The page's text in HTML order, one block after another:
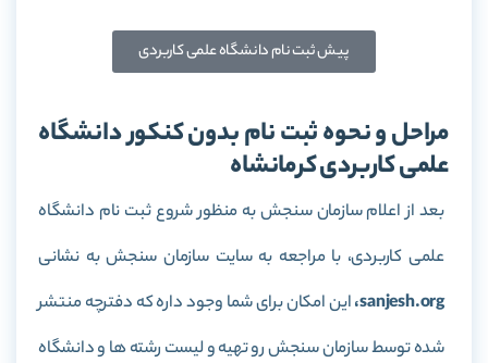
پیش ثبت نام دانشگاه علمی کاربردی
مراحل و نحوه ثبت نام بدون کنکور دانشگاه
علمی کاربردی کرمانشاه
بعد از اعلام سازمان سنجش به منظور شروع ثبت نام دانشگاه
علمی کاربردی، با مراجعه به سایت سازمان سنجش به نشانی
sanjesh.org، این امکان برای شما وجود داره که دفترچه منتشر
شده توسط سازمان سنجش رو تهیه و لیست رشته ها و دانشگاه